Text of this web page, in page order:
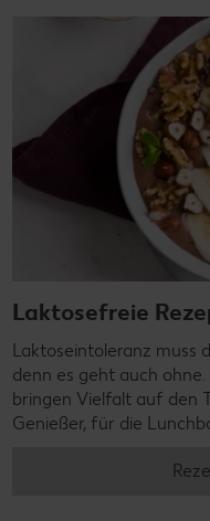
Laktosefreie
Laktoseintoleranz muss
denn es geht auch
bringen Vielfalt auf den
Genießer, für die